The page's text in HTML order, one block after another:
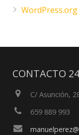
WordPress.org
CONTACTO
C/ Asunción,
659 889 993